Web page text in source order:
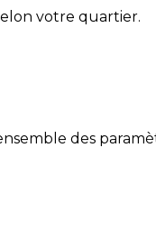
votre quartier.
des